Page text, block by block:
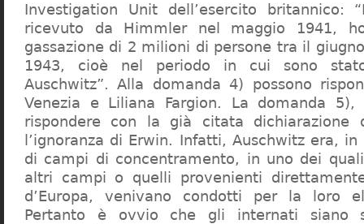
Investigation Unit dell’esercito britannico:
ricevuto da Himmler nel maggio 1941,
gassazione di 2 milioni di persone tra il
1943, cioè nel periodo in cui sono
Auschwitz”. Alla domanda 4) possono
Venezia e Liliana Fargion. La domanda
rispondere con la già citata dichiarazione
l’ignoranza di Erwin. Infatti, Auschwitz era,
di campi di concentramento, in uno dei
altri campi o quelli provenienti
d’Europa, venivano condotti per la loro
Pertanto è ovvio che gli internati siano